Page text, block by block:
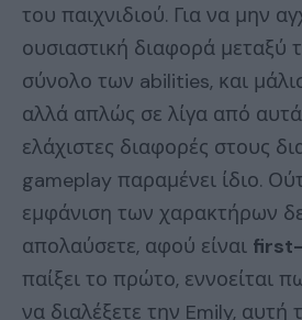
του παιχνιδιού. Για να μην
ουσιαστική διαφορά μεταξύ
σύνολο των abilities, και
αλλά απλώς σε λίγα από
ελάχιστες διαφορές στους
gameplay παραμένει ίδιο.
εμφάνιση των χαρακτήρων
απολαύσετε, αφού είναι
παίξει το πρώτο, εννοείται
να διαλέξετε την Emily, αυτή